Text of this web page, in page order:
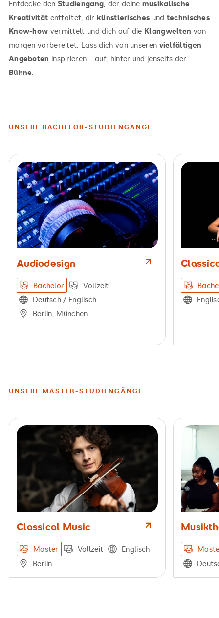
Entdecke den Studiengang , der deine musikalische
Kreativität entfaltet, dirkünstlerisches und technisches
Know-how vermittelt und dich auf die Klangwelten von
morgen vorbereitet. Lass dich von unseren vielfältigen
Angeboten inspirieren – auf, hinter und jenseits der
Bühne.
UNSERE BACHELOR-STUDIENGÄNGE
Audiodesign
Bachelor
Vollzeit
Deutsch / Englisch
Berlin, München
UNSERE MASTER-STUDIENGÄNGE
Classical Music
Master Vollzeit
Englisch
Berlin